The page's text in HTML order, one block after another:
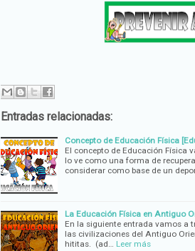
Entradas relacionadas:
Concepto de Educación Física
El concepto de Educación Física
lo ve como una forma de
considerar como base de un
La Educación Física en Antiguo
En la siguiente entrada vamos a
las civilizaciones del Antiguo
hititas. (ad… Leer más